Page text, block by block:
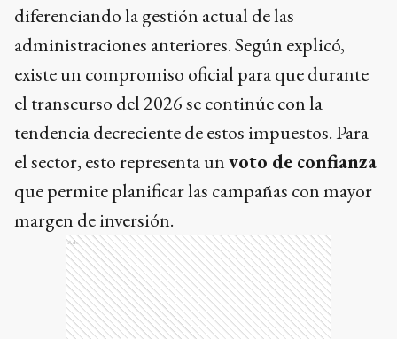
diferenciando la gestión actual de las
administraciones anteriores. Según explicó,
existe un compromiso oficial para que durante
el transcurso del 2026 se continúe con la
tendencia decreciente de estos impuestos. Para
el sector, esto representa unvoto de confianza
que permite planificar las campañas con mayor
margen de inversión.
Ads